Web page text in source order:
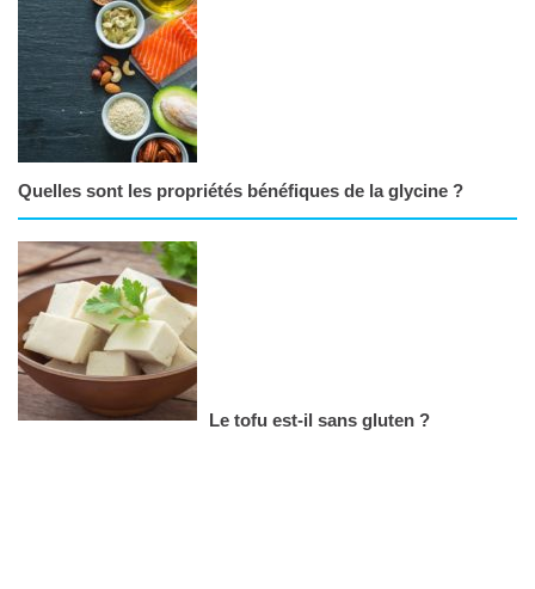
Quelles sont les propriétés bénéfiques de la glycine ?
Le tofu est-il sans gluten ?